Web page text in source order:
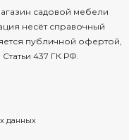
садовой мебели
несёт справочный
публичной офертой,
437 ГК РФ.
данных